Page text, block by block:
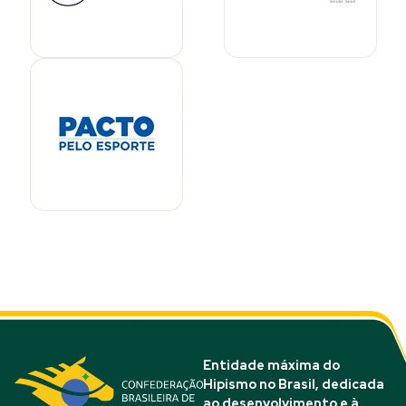
Entidade máxima do
Hipismo no Brasil, dedicada